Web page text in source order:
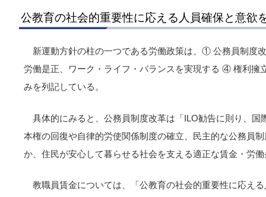
公教育の社会的重要性に応える人員確保と意欲
新運動方針の柱の一つである労働政策は、① 公務員制度
労働是正、ワーク・ライフ・バランスを実現する ④ 権利擁
みを列記している。
具体的にみると、公務員制度改革は「ILO勧告に則り、国
本権の回復や自律的労使関係制度の確立、民主的な公務員
か、住民が安心して暮らせる社会を支える適正な賃金・労
教職員賃金については、「公教育の社会的重要性に応え